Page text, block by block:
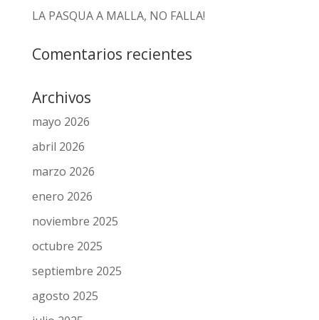
LA PASQUA A MALLA, NO FALLA!
Comentarios recientes
Archivos
mayo 2026
abril 2026
marzo 2026
enero 2026
noviembre 2025
octubre 2025
septiembre 2025
agosto 2025